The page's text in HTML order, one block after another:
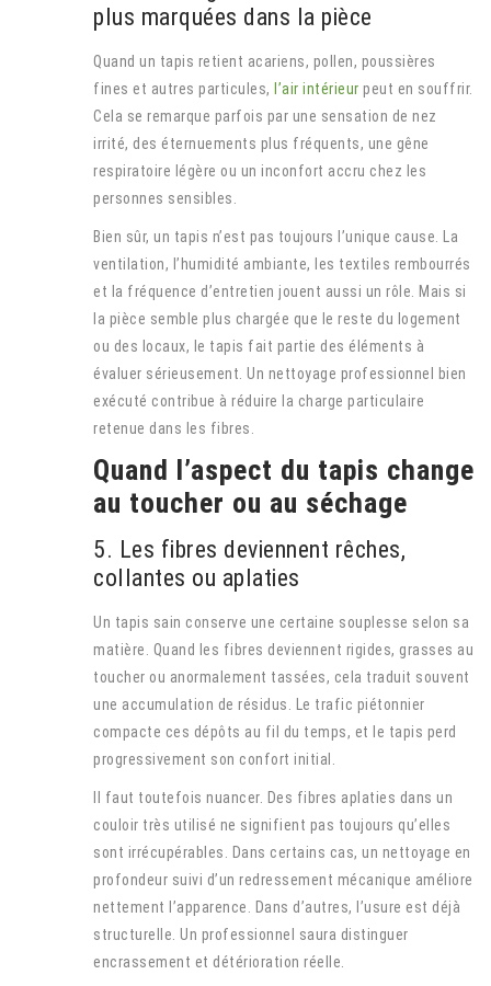
plus marquées dans la pièce
Quand un tapis retient acariens, pollen, poussières
fines et autres particules, l’air intérieur peut en souffrir.
Cela se remarque parfois par une sensation de nez
irrité, des éternuements plus fréquents, une gêne
respiratoire légère ou un inconfort accru chez les
personnes sensibles.
Bien sûr, un tapis n’est pas toujours l’unique cause. La
ventilation, l’humidité ambiante, les textiles rembourrés
et la fréquence d’entretien jouent aussi un rôle. Mais si
la pièce semble plus chargée que le reste du logement
ou des locaux, le tapis fait partie des éléments à
évaluer sérieusement. Un nettoyage professionnel bien
exécuté contribue à réduire la charge particulaire
retenue dans les fibres.
Quand l’aspect du tapis change
au toucher ou au séchage
5. Les fibres deviennent rêches,
collantes ou aplaties
Un tapis sain conserve une certaine souplesse selon sa
matière. Quand les fibres deviennent rigides, grasses au
toucher ou anormalement tassées, cela traduit souvent
une accumulation de résidus. Le trafic piétonnier
compacte ces dépôts au fil du temps, et le tapis perd
progressivement son confort initial.
Il faut toutefois nuancer. Des fibres aplaties dans un
couloir très utilisé ne signifient pas toujours qu’elles
sont irrécupérables. Dans certains cas, un nettoyage en
profondeur suivi d’un redressement mécanique améliore
nettement l’apparence. Dans d’autres, l’usure est déjà
structurelle. Un professionnel saura distinguer
encrassement et détérioration réelle.